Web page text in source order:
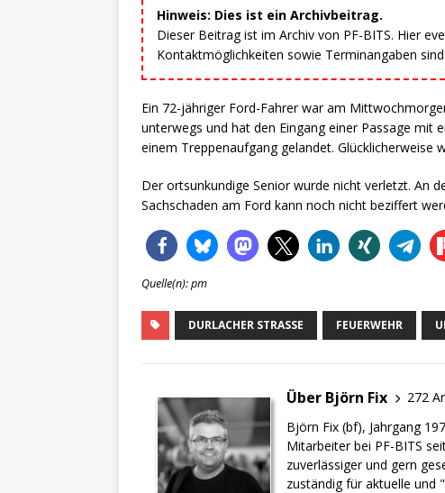
Hinweis: Dies ist ein Archivbeitrag.
Dieser Beitrag ist im Archiv von PF-BITS. Hier
Kontaktmöglichkeiten sowie Terminangaben
Ein 72-jähriger Ford-Fahrer war am
unterwegs und hat den Eingang einer Passage mit
einem Treppenaufgang gelandet. Glücklicherweise
Der ortsunkundige Senior wurde nicht verletzt. An
Sachschaden am Ford kann noch nicht beziffert
Quelle(n): pm
DURLACHER STRASSE FEUERWEHR
Über Björn Fix
272
Björn Fix (bf), Jahrgang
Mitarbeiter bei PF-BITS
zuverlässiger und gern
zuständig für aktuelle und